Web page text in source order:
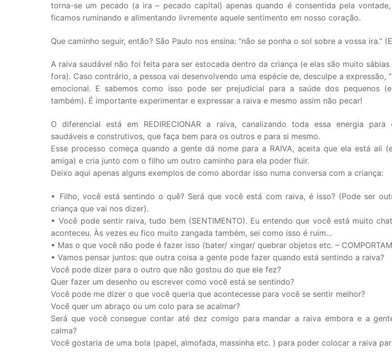
torna-se um pecado (a ira – pecado capital) apenas quando é consentida pela
ficamos ruminando e alimentando livremente aquele sentimento em nosso coração.
Que caminho seguir, então? São Paulo nos ensina: “não se ponha o sol sobre a vossa ira.”
A raiva saudável não foi feita para ser estocada dentro da criança (e elas são muito
fora). Caso contrário, a pessoa vai desenvolvendo uma espécie de, desculpe a expressão,
emocional. E sabemos como isso pode ser prejudicial para a saúde dos pequenos
também). É importante experimentar e expressar a raiva e mesmo assim não pecar!
O diferencial está em REDIRECIONAR a raiva, canalizando toda essa energia para
saudáveis e construtivos, que faça bem para os outros e para si mesmo.
Esse processo começa quando a gente dá nome para a RAIVA, aceita que ela está ali
amiga) e cria junto com o filho um outro caminho para ela poder fluir.
Deixo aqui apenas alguns exemplos de como abordar isso numa conversa com a criança:
▪ Filho, você está sentindo o quê? Será que você está com raiva, é isso? (Pode ser
criança que vai nos dizer).
▪ Você pode sentir raiva, tudo bem (SENTIMENTO). Eu entendo que você está muito
aconteceu. Às vezes eu fico muito zangada também, sei como isso é ruim…
▪ Mas o que você não pode é fazer isso (bater/ xingar/ quebrar objetos etc. –
▪ Vamos pensar juntos: que outra coisa a gente pode fazer quando está sentindo a raiva?
Você pode dizer para o outro que não gostou do que ele fez?
Quer fazer um desenho ou escrever como você está se sentindo?
Você pode me dizer o que você queria que acontecesse para você se sentir melhor?
Você quer um abraço ou um colo para se acalmar?
Será que você consegue contar até dez comigo para mandar a raiva embora e a
calma?
Você gostaria de uma bola (papel, almofada, massinha etc. ) para poder colocar a raiva